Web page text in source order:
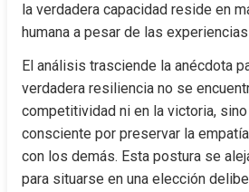
la verdadera capacidad reside en
humana a pesar de las
El análisis trasciende la anécdota
verdadera resiliencia no se
competitividad ni en la victoria,
consciente por preservar la
con los demás. Esta postura se
para situarse en una elección